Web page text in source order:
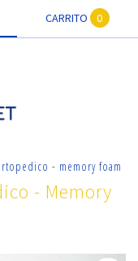
CARRITO 0
- memory foam
- Memory